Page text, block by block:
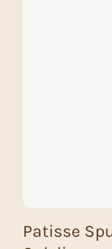
Patisse